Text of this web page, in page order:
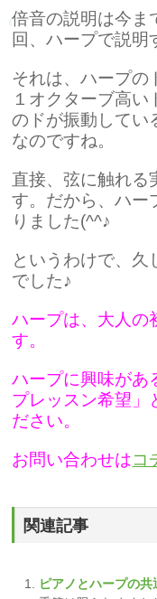
倍音の説明は今ま
回、ハープで説明
それは、ハープの
１オクターブ高
のドが振動してい
なのですね。
直接、弦に触れる
す。だから、ハー
りました(^^♪
というわけで、久
でした♪
ハープは、大人の
す。
ハープに興味があ
プレッスン希望」
ださい。
お問い合わせはコ
関連記事
ピアノとハープの